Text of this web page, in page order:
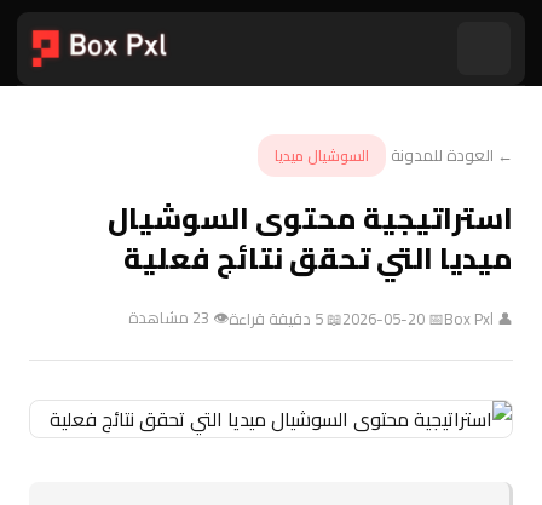
← العودة للمدونة السوشيال ميديا
استراتيجية محتوى السوشيال
ميديا التي تحقق نتائج فعلية
👤 Box Pxl
📅 2026-05-20 📖 5 دقيقة قراءة 👁 23 مشاهدة